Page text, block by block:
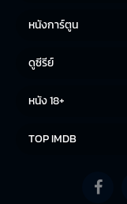
หนังการ์ตูน
ดูซีรีย์
หนัง 18+
TOP IMDB